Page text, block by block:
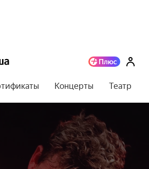
Концерты Театр